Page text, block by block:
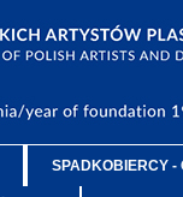
SPADKOBIERCY -